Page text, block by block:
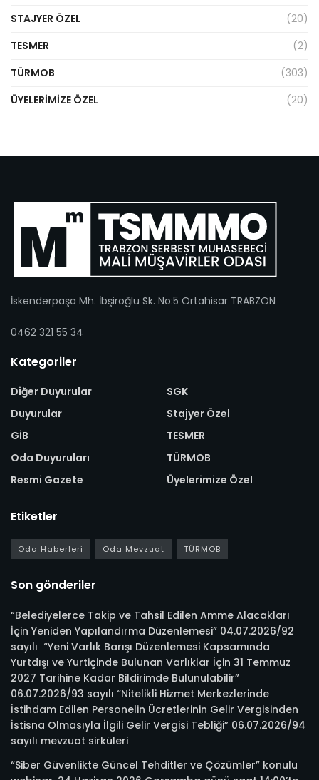
STAJYER ÖZEL
(20)
TESMER
(2)
TÜRMOB
(303)
ÜYELERIMIZE ÖZEL
(20)
İskenderpaşa Mh. İbşiroğlu Sk. No:5 Ortahisar TRABZON
0462 321 55 34
Kategoriler
Diğer Duyurular
Duyurular
GİB
Oda Duyuruları
Resmi Gazete
SGK
Stajyer Özel
TESMER
TÜRMOB
Üyelerimize Özel
Etiketler
Oda Haberleri Oda Mevzuat TÜRMOB
Son gönderiler
“Belediyelerce Takip ve Tahsil Edilen Amme Alacakları
İçin Yeniden Yapılandırma Düzenlemesi” 04.07.2026/92
sayılı “Yeni Varlık Barışı Düzenlemesi Kapsamında
Yurtdışı ve Yurtiçinde Bulunan Varlıklar İçin 31 Temmuz
2027 Tarihine Kadar Bildirimde Bulunulabilir”
06.07.2026/93 sayılı “Nitelikli Hizmet Merkezlerinde
İstihdam Edilen Personelin Ücretlerinin Gelir Vergisinden
İstisna Olmasıyla İlgili Gelir Vergisi Tebliği” 06.07.2026/94
sayılı mevzuat sirküleri
“Siber Güvenlikte Güncel Tehditler ve Çözümler” konulu